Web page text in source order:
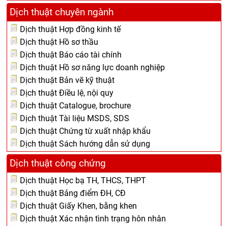
Dịch thuật chuyên ngành
Dịch thuật Hợp đồng kinh tế
Dịch thuật Hồ sơ thầu
Dịch thuật Báo cáo tài chính
Dịch thuật Hồ sơ năng lực doanh nghiệp
Dịch thuật Bản vẽ kỹ thuật
Dịch thuật Điều lệ, nội quy
Dịch thuật Catalogue, brochure
Dịch thuật Tài liệu MSDS, SDS
Dịch thuật Chứng từ xuất nhập khẩu
Dịch thuật Sách hướng dẫn sử dụng
Dịch thuật công chứng
Dịch thuật Học bạ TH, THCS, THPT
Dịch thuật Bảng điểm ĐH, CĐ
Dịch thuật Giấy Khen, bằng khen
Dịch thuật Xác nhận tình trạng hôn nhân